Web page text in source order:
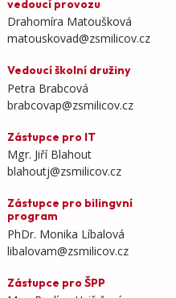
vedoucí provozu
Drahomíra Matoušková
matouskovad@zsmilicov.cz
Vedoucí školní družiny
Petra Brabcová
brabcovap@zsmilicov.cz
Zástupce pro IT
Mgr. Jiří Blahout
blahoutj@zsmilicov.cz
Zástupce pro bilingvní
program
PhDr. Monika Líbalová
libalovam@zsmilicov.cz
Zástupce pro ŠPP